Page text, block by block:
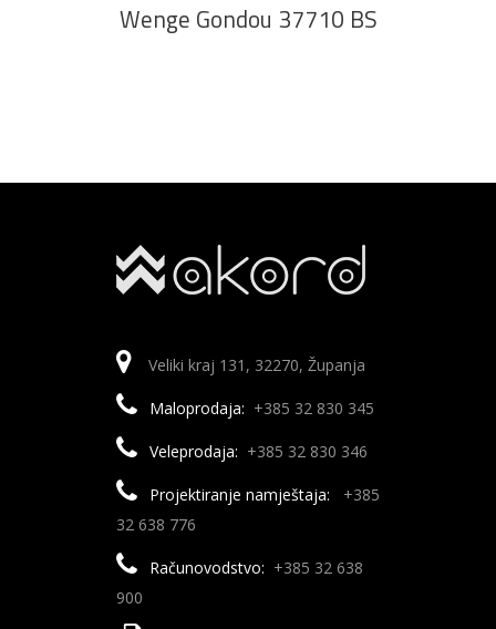
Wenge Gondou 37710 BS
Veliki kraj 131, 32270, Županja
Maloprodaja: +385 32 830 345
Veleprodaja: +385 32 830 346
Projektiranje namještaja:
+385
32 638 776
Računovodstvo: +385 32 638
900